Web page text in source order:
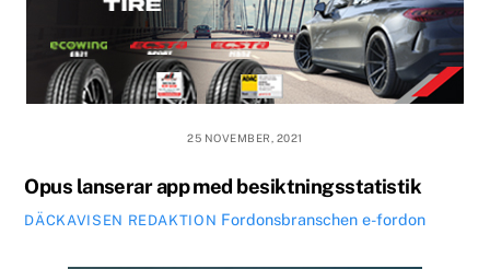
25 NOVEMBER, 2021
Opus lanserar app med besiktningsstatistik
DÄCKAVISEN REDAKTION Fordonsbranschen e-fordon